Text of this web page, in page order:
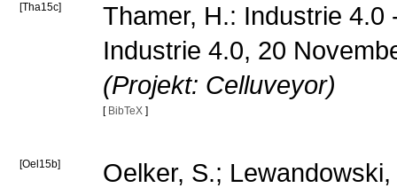
[Tha15c]
Thamer, H.: Industrie
Industrie 4.0, 20
(Projekt: Celluveyor)
[ BibTeX ]
[Oel15b]
Oelker, S.;